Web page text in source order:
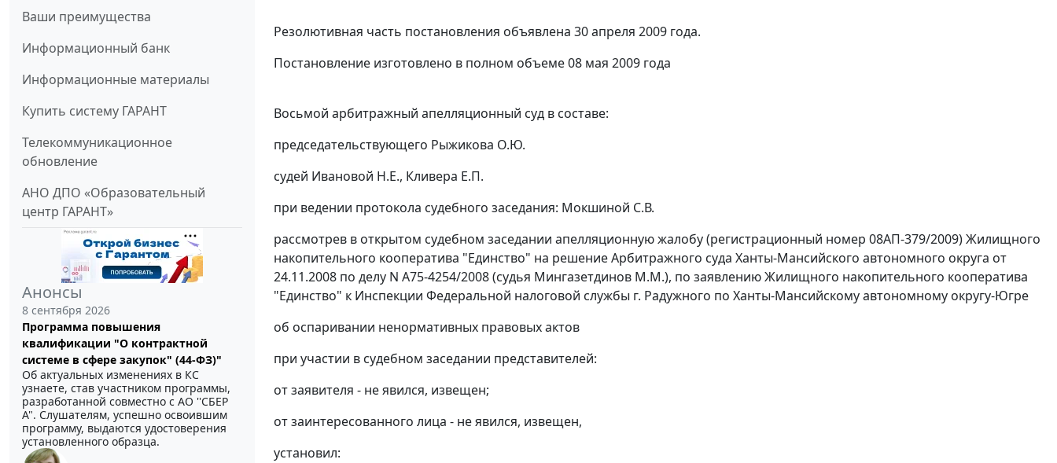
Ваши преимущества
Информационный банк
Информационные материалы
Купить систему ГАРАНТ
Телекоммуникационное
обновление
АНО ДПО «Образовательный
центр ГАРАНТ»
Анонсы
8 сентября 2026
Программа повышения
квалификации "О контрактной
системе в сфере закупок" (44-ФЗ)"
Об актуальных изменениях в КС
узнаете, став участником программы,
разработанной совместно с АО ''СБЕР
А". Слушателям, успешно освоившим
программу, выдаются удостоверения
установленного образца.
Резолютивная часть постановления объявлена 30 апреля 2009 года.
Постановление изготовлено в полном объеме 08 мая 2009 года
Восьмой арбитражный апелляционный суд в составе:
председательствующего Рыжикова О.Ю.
судей Ивановой Н.Е., Кливера Е.П.
при ведении протокола судебного заседания: Мокшиной С.В.
рассмотрев в открытом судебном заседании апелляционную жалобу (регистрационный номер 08АП-379/2009) Жилищного
накопительного кооператива "Единство" на решение Арбитражного суда Ханты-Мансийского автономного округа от
24.11.2008 по делу N А75-4254/2008 (судья Мингазетдинов М.М.), по заявлению Жилищного накопительного кооператива
"Единство" к Инспекции Федеральной налоговой службы г. Радужного по Ханты-Мансийскому автономному округу-Югре
об оспаривании ненормативных правовых актов
при участии в судебном заседании представителей:
от заявителя - не явился, извещен;
от заинтересованного лица - не явился, извещен,
установил: